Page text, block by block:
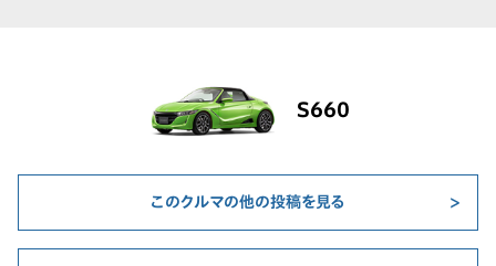
S660
このクルマの他の投稿を見る